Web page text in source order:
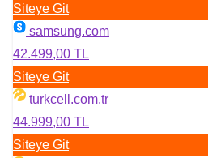
Siteye Git
samsung.com
42.499,00 TL
Siteye Git
turkcell.com.tr
44.999,00 TL
Siteye Git